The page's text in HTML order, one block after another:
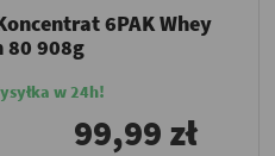
6PAK Whey
80 908g
w 24h!
99,99 zł